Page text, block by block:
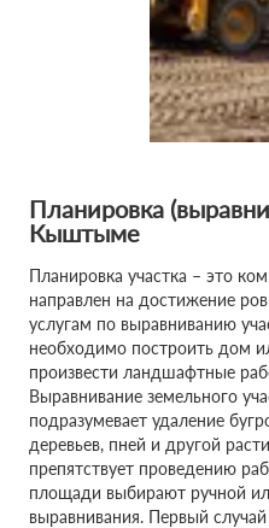
Планировка
Кыштыме
Планировка участка – это
направлен на достижение
услугам по выравниванию
необходимо построить дом
произвести ландшафтные
Выравнивание земельного
подразумевает удаление
деревьев, пней и другой
препятствует проведению
площади выбирают ручной
выравнивания. Первый